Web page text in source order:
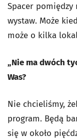
Spacer
wystaw. Może
może o kilka
„Nie ma dwóch
Was?
Nie chcieliśmy,
program. Będą
się w około